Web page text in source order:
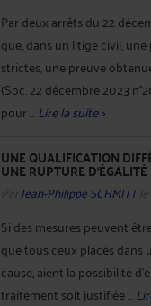
Par deux arrêts du 22
que, dans un litige civil,
strictes, une preuve
(Soc. 22 décembre 2023
pour ...Lire la suite >
UNE QUALIFICATION
UNE RUPTURE
Par Jean-Philippe SCHMITTle
Si des mesures peuvent
que tous ceux placés dans
cause, aient la possibilité
traitement soit justifiée ...